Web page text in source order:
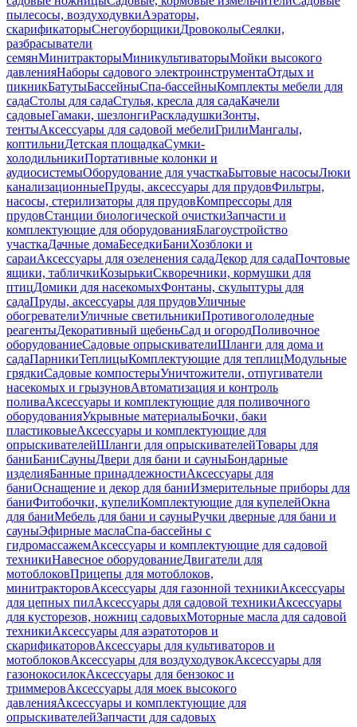
пылесосы, воздуходувкиАэраторы,
скарификаторыСнегоуборщикиДровоколыСеялки,
разбрасыватели
семянМинитракторыМиникультиваторыМойки высокого
давленияНаборы садового электроинструментаОтдых и
пикникБатутыБассейныСпа-бассейныКомплекты мебели для
садаСтолы для садаСтулья, кресла для садаКачели
садовыеГамаки, шезлонгиРаскладушкиЗонты,
тентыАксессуары для садовой мебелиГрилиМангалы,
коптильниДетская площадкаСумки-
холодильникиПортативные колонки и
аудиосистемыОборудование для участкаБытовые насосыЛюки
канализационныеПруды, аксессуары для прудовФильтры,
насосы, стерилизаторы для прудовКомпрессоры для
прудовСтанции биологической очисткиЗапчасти и
комплектующие для оборудованияБлагоустройство
участкаДачные домаБеседкиБаниХозблоки и
сараиАксессуары для озеленения садаДекор для садаПочтовые
ящики, табличкиКозырькиСкворечники, кормушки для
птицДомики для насекомыхФонтаны, скульптуры для
садаПруды, аксессуары для прудовУличные
обогревателиУличные светильникиПротивогололедные
реагентыДекоративный щебеньСад и огородПоливочное
оборудованиеСадовые опрыскивателиШланги для дома и
садаПарникиТеплицыКомплектующие для теплицМодульные
грядкиСадовые компостерыУничтожители, отпугиватели
насекомых и грызуновАвтоматизация и контроль
поливаАксессуары и комплектующие для поливочного
оборудованияУкрывные материалыБочки, баки
пластиковыеАксессуары и комплектующие для
опрыскивателейШланги для опрыскивателейТовары для
баниБаниСауныДвери для бани и сауныБондарные
изделияБанные принадлежностиАксессуары для
баниОснащение и декор для баниИзмерительные приборы для
баниФитобочки, купелиКомплектующие для купелейОкна
для баниМебель для бани и сауныРучки дверные для бани и
сауныЭфирные маслаСпа-бассейны с
гидромассажемАксессуары и комплектующие для садовой
техникиНавесное оборудованиеДвигатели для
мотоблоковПрицепы для мотоблоков,
минитракторовАксессуары для газонной техникиАксессуары
для цепных пилАксессуары для садовой техникиАксессуары
для кусторезов, ножниц садовыхМоторные масла для садовой
техникиАксессуары для аэратоторов и
скарификаторовАксессуары для культиваторов и
мотоблоковАксессуары для воздуходувокАксессуары для
газонокосилокАксессуары для бензокос и
триммеровАксессуары для моек высокого
давленияАксессуары и комплектующие для
опрыскивателейЗапчасти для садовых